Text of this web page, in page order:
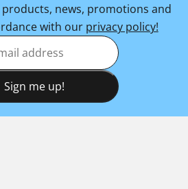
news, promotions and
with our privacy policy!
Sign me up!